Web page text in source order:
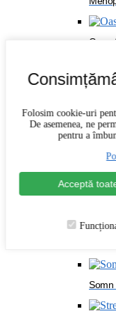
Oase
Piele,
Somn
Folosim cookie-uri
De asemenea, ne
pentru a
Acceptă